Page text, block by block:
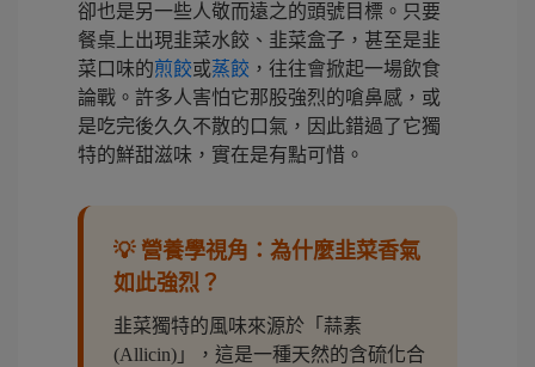
卻也是另一些人敬而遠之的頭號目標。只要
餐桌上出現韭菜水餃、韭菜盒子，甚至是韭
菜口味的煎餃或蒸餃 ，往往會掀起一場飲食
論戰。許多人害怕它那股強烈的嗆鼻感，或
是吃完後久久不散的口氣，因此錯過了它獨
特的鮮甜滋味，實在是有點可惜。
💡 營養學視角：為什麼韭菜香氣
如此強烈？
韭菜獨特的風味來源於「蒜素
(Allicin)」，這是一種天然的含硫化合